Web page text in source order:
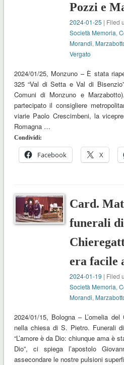
Pozzi e
2024-01-25 | Filed
Società Memoria,
Morandi,
Vergato
2024/01/25, Monzuno – È stata
325 “Val di Setta e Val di
Comuni di Monzuno e
partecipato il consigliere
viarie Paolo Crescimbeni, la
Romagna …
Condividi:
Facebook X
Card.
funerali
era facile
2024-01-19 | Filed
Società Memoria,
Morandi,
2024/01/15, Bologna – L’omelia
nella chiesa di S. Pietro. Funerali
“L’amore è da Dio: chiunque ama è
Dio”, ci spiega l’apostolo
assecondare le nostre pulsioni